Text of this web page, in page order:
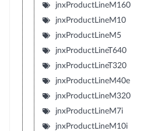
jnxProductLineM160
jnxProductLineM10
jnxProductLineM5
jnxProductLineT640
jnxProductLineT320
jnxProductLineM40e
jnxProductLineM320
jnxProductLineM7i
jnxProductLineM10i